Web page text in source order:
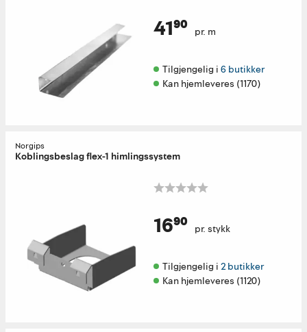
41⁹⁰ pr. m
Tilgjengelig i 6 butikker
Kan hjemleveres (1170)
Norgips
Koblingsbeslag flex-1 himlingssystem
16⁹⁰ pr. stykk
Tilgjengelig i 2 butikker
Kan hjemleveres (1120)